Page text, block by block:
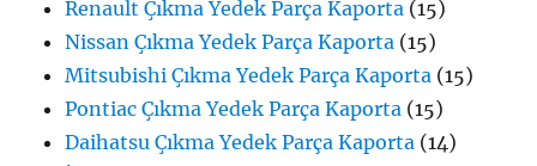
Renault Çıkma Yedek Parça Kaporta (15)
Nissan Çıkma Yedek Parça Kaporta (15)
Mitsubishi Çıkma Yedek Parça Kaporta (15)
Pontiac Çıkma Yedek Parça Kaporta (15)
Daihatsu Çıkma Yedek Parça Kaporta (14)